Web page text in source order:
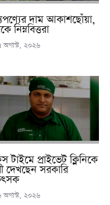
দাম আকাশছোঁয়া,
নিম্নবিত্তরা
অগাস্ট, ২০২৬
টাইমে প্রাইভেট ক্লিনিকে
দেখছেন সরকারি
অগাস্ট, ২০২৬